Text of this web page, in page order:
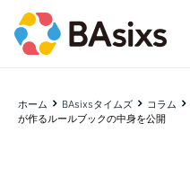
ホーム BAsixsタイムズ コラム
が作るルールブックの中身を公開